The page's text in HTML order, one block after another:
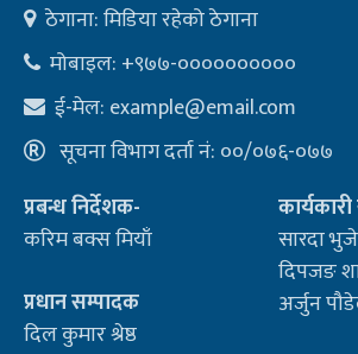
ठेगाना: मिडिया रहेको ठेगाना
मोबाइल: +९७७-००००००००००
ई-मेल: example@email.com
सूचना विभाग दर्ता नं: ००/०७६-०७७
प्रबन्ध निर्देशक-
करिम बक्स मियाँ
प्रधान सम्पादक
दिल कुमार श्रेष्ठ
सारदा
दिपजङ
अर्जुन